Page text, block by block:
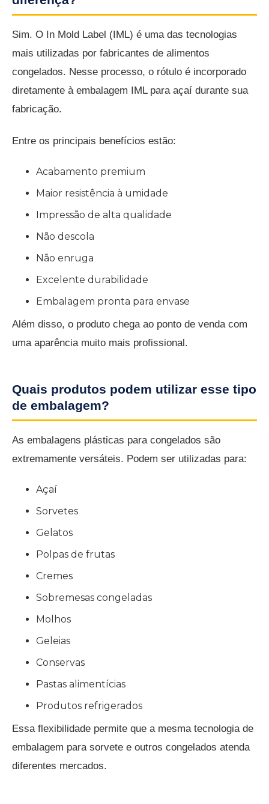
Sim. O In Mold Label (IML) é uma das tecnologias
mais utilizadas por fabricantes de alimentos
congelados. Nesse processo, o rótulo é incorporado
diretamente à embalagem IML para açaí durante sua
fabricação.
Entre os principais benefícios estão:
Acabamento premium
Maior resistência à umidade
Impressão de alta qualidade
Não descola
Não enruga
Excelente durabilidade
Embalagem pronta para envase
Além disso, o produto chega ao ponto de venda com
uma aparência muito mais profissional.
Quais produtos podem utilizar esse tipo
de embalagem?
As embalagens plásticas para congelados são
extremamente versáteis. Podem ser utilizadas para:
Açaí
Sorvetes
Gelatos
Polpas de frutas
Cremes
Sobremesas congeladas
Molhos
Geleias
Conservas
Pastas alimentícias
Produtos refrigerados
Essa flexibilidade permite que a mesma tecnologia de
embalagem para sorvete e outros congelados atenda
diferentes mercados.